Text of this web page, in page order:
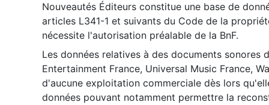
Nouveautés Éditeurs constitue une base de
articles L341-1 et suivants du Code de la
nécessite l'autorisation préalable de la BnF.
Les données relatives à des documents sonores
Entertainment France, Universal Music France,
d'aucune exploitation commerciale dès lors
données pouvant notamment permettre la